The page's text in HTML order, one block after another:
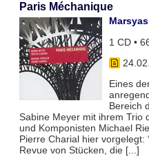
Paris Méchanique
1 CD •
Eines
Bereich
Sabine Meyer mit ihrem Trio
und Komponisten Michael
Pierre Charial hier vorgelegt:
Revue von Stücken, die [...]